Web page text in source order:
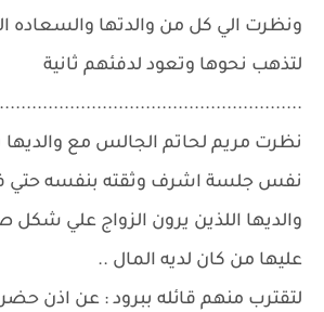
ونظرت الي كل من والدتها والسعاده
لتذهب نحوها وتعود لدفئهم ثانية
نظرت مريم لحاتم الجالس مع
نفس جلسة اشرف وثقته بنفسه حتي
والديها اللذين يرون الزواج علي
عليها من كان لديه المال ..
لتقترب منهم قائله ببرود : عن اذن